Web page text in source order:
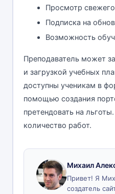
Просмотр
Подписка на
Возможность
Преподаватель может
и загрузкой учебных
доступны ученикам в
помощью создания
претендовать на
количество работ.
Михаил
Привет! Я
создатель